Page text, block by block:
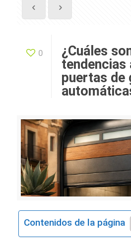
0
¿Cuáles
tendencias
puertas de
Contenidos de la página